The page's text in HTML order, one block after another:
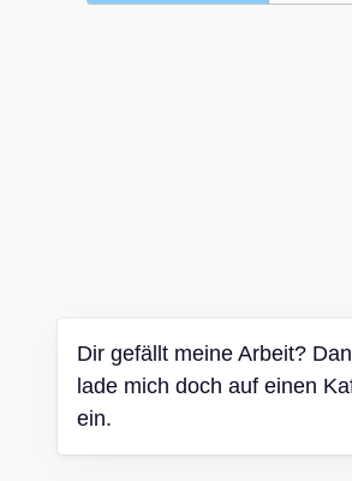
Dir gefällt meine Arbeit?
lade mich doch auf einen
ein.